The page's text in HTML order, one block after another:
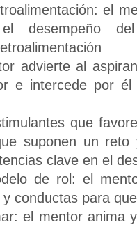
el
desempeño del
advierte al
e intercede por él
que
suponen un
clave en el
de rol: el
conductas para
el mentor anima